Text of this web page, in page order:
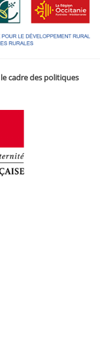
cadre des politiques